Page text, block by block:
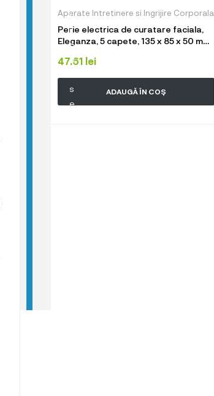
Aparate Intretinere si Ingrijire Corporala
Perie electrica de curatare faciala,
Eleganza, 5 capete, 135 x 85 x 50 mm,
47.61 lei
ADAUGĂ ÎN COȘ
p
r
o
d
s
e